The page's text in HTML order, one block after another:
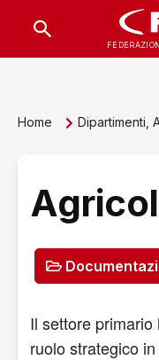
Home Dipartimenti,
Il settore
ruolo strategico